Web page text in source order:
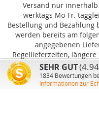
Versand nur
werktags Mo-Fr.
Bestellung und Bezahlung
werden bereits am
angegebenen
Regellieferzeiten,
Einzelfall möglich und
SEHR GUT
1834 Bewertungen
Informationen zur